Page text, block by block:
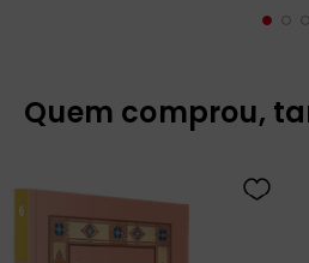
Quem comprou,